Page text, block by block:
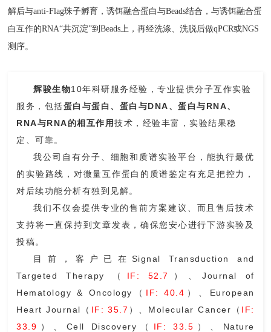
解后与anti-Flag珠子孵育，诱饵融合蛋白与Beads结合，与诱饵融合蛋
白互作的RNA“共沉淀”到Beads上，再经洗涤、洗脱后做qPCR或NGS
测序。
辉骏生物10年科研服务经验，专业提供分子互作实验
服务，包括蛋白与蛋白、蛋白与DNA、蛋白与RNA、
RNA与RNA的相互作用技术， 经验丰富，实验结果稳
定、可靠。
我公司 自有分子、细胞和质谱实验平台，能执行最优
的实验路线， 对微量互作蛋白的 质谱鉴定有充足把控力，
对后续功能分析有独到见解。
我们不仅会提供专业的售前方案建议、而且售后技术
支持将一直保持到文章发表，确保您安心进行下游实验及
投稿。
目前， 客户已在 Signal Transduction and
Targeted Therapy
（ IF: 52.7 ）
、Journal of
Hematology & Oncology
（ IF: 40.4 ）
、European
Heart Journal
（ IF: 35.7 ） 、Molecular Cancer （ IF:
33.9 ）、Cell Discovery （ IF: 33.5 ）
、Nature